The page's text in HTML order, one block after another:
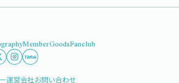
MemberGoodsFanclub
運営会社お問い合わせ